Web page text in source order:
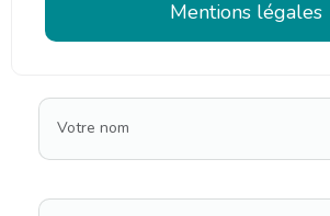
Mentions légales
Votre nom